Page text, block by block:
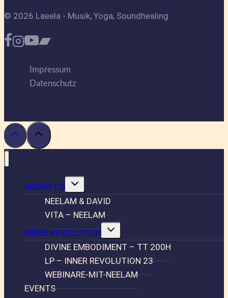
© 2026 Laeela - Musik, Yoga, Soundhealing
Impressum
Datenschutz
ABOUT US
Untermenü
NEELAM & DAVID
VITA – NEELAM
INNER REVOLUTION
Untermenü
DIVINE EMBODIMENT – TT 200H
LP – INNER REVOLUTION 23
WEBINARE-MIT-NEELAM
EVENTS